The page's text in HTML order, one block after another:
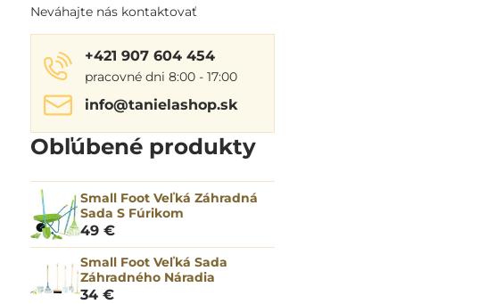
Neváhajte nás kontaktovať
+421 907 604 454
pracovné dni 8:00 - 17:00
info​@tanielashop​.sk
Obľúbené produkty
Small Foot Veľká Záhradná
Sada S Fúrikom
49 €
Small Foot Veľká Sada
Záhradného Náradia
34 €